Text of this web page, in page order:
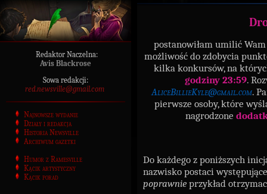
Redaktor Naczelna:
Avis Blackrose
Sowa redakcji:
red.newsville@gmail.com
Najnowsze wydanie
Działy i redakcja
Historia Newsville
Archiwum gazetki
Humor z Ramesville
Kącik artystyczny
Kącik porad
postanowiłam umilić
możliwość do zdobycia
kilka konkursów, na
godziny 23:59.
AliceBillieKyle@gmail.com.
pierwsze osoby, które
nagrodzone
Do każdego z poniższych
nazwisko postaci
poprawnie przykład